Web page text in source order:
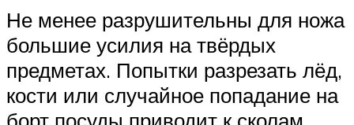
Не менее разрушительны для ножа
большие усилия на твёрдых
предметах. Попытки разрезать лёд,
кости или случайное попадание на